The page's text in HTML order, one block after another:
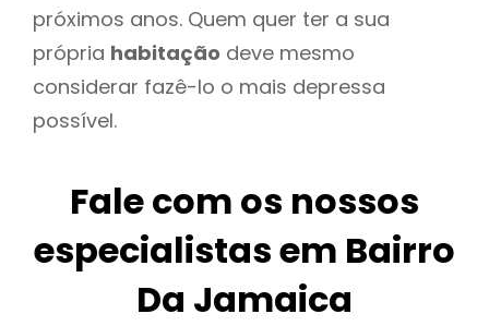
próximos anos. Quem quer ter a sua
própria habitação deve mesmo
considerar fazê-lo o mais depressa
possível.
Fale com os nossos
especialistas em Bairro
Da Jamaica